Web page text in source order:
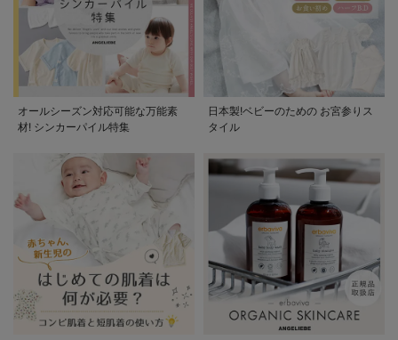
オールシーズン対応可能な万能素
材! シンカーパイル特集
日本製!ベビーのための お宮参りス
タイル